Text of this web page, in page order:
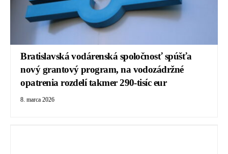
Bratislavská vodárenská spoločnosť spúšťa
nový grantový program, na vodozádržné
opatrenia rozdelí takmer 290-tisíc eur
8. marca 2026